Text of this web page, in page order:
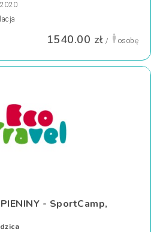
1540.00 zł / osobę
- SportCamp,